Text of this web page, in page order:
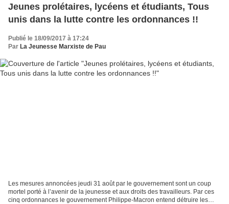
Jeunes prolétaires, lycéens et étudiants, Tous
unis dans la lutte contre les ordonnances !!
Publié le 18/09/2017 à 17:24
Par La Jeunesse Marxiste de Pau
Les mesures annoncées jeudi 31 août par le gouvernement sont un coup
mortel porté à l’avenir de la jeunesse et aux droits des travailleurs. Par ces
cinq ordonnances le gouvernement Philippe-Macron entend détruire les